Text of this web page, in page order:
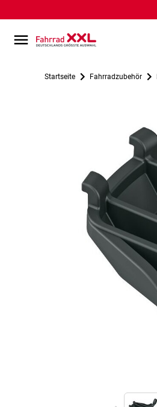
Startseite Fahrradzubehör